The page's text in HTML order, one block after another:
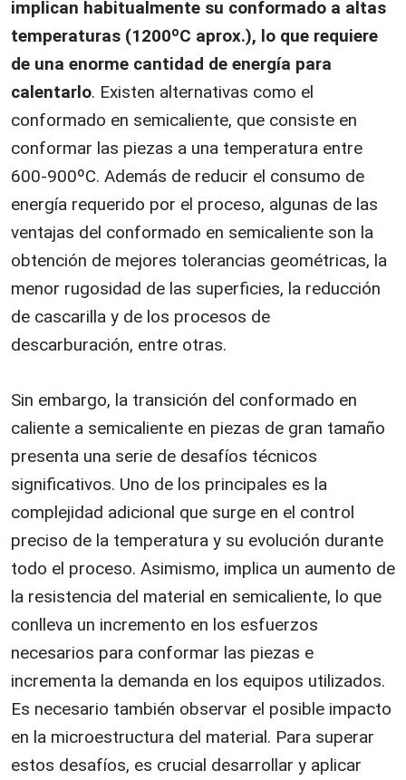
implican habitualmente su conformado a altas
temperaturas (1200ºC aprox.), lo que requiere
de una enorme cantidad de energía para
calentarlo. Existen alternativas como el
conformado en semicaliente, que consiste en
conformar las piezas a una temperatura entre
600-900ºC. Además de reducir el consumo de
energía requerido por el proceso, algunas de las
ventajas del conformado en semicaliente son la
obtención de mejores tolerancias geométricas, la
menor rugosidad de las superficies, la reducción
de cascarilla y de los procesos de
descarburación, entre otras.
Sin embargo, la transición del conformado en
caliente a semicaliente en piezas de gran tamaño
presenta una serie de desafíos técnicos
significativos. Uno de los principales es la
complejidad adicional que surge en el control
preciso de la temperatura y su evolución durante
todo el proceso. Asimismo, implica un aumento de
la resistencia del material en semicaliente, lo que
conlleva un incremento en los esfuerzos
necesarios para conformar las piezas e
incrementa la demanda en los equipos utilizados.
Es necesario también observar el posible impacto
en la microestructura del material. Para superar
estos desafíos, es crucial desarrollar y aplicar